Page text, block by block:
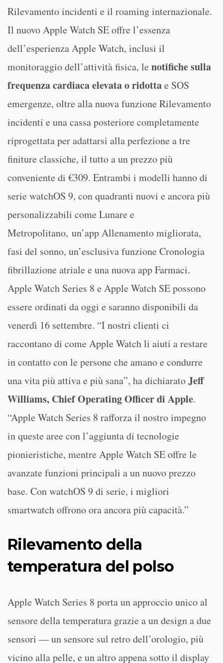
Rilevamento incidenti e il roaming internazionale.
Il nuovo Apple Watch SE offre l’essenza
dell’esperienza Apple Watch, inclusi il
monitoraggio dell’attività fisica, le notifiche sulla
frequenza cardiaca elevata o ridottae SOS
emergenze, oltre alla nuova funzione Rilevamento
incidenti e una cassa posteriore completamente
riprogettata per adattarsi alla perfezione a tre
finiture classiche, il tutto a un prezzo più
conveniente di €309. Entrambi i modelli hanno di
serie watchOS 9, con quadranti nuovi e ancora più
personalizzabili come Lunare e
Metropolitano, un’app Allenamento migliorata,
fasi del sonno, un’esclusiva funzione Cronologia
fibrillazione atriale e una nuova app Farmaci.
Apple Watch Series 8 e Apple Watch SE possono
essere ordinati da oggi e saranno disponibili da
venerdì 16 settembre. “I nostri clienti ci
raccontano di come Apple Watch li aiuti a restare
in contatto con le persone che amano e condurre
una vita più attiva e più sana”, ha dichiaratoJeff
Williams, Chief Operating Officer di Apple.
“Apple Watch Series 8 rafforza il nostro impegno
in queste aree con l’aggiunta di tecnologie
pionieristiche, mentre Apple Watch SE offre le
avanzate funzioni principali a un nuovo prezzo
base. Con watchOS 9 di serie, i migliori
smartwatch offrono ora ancora più capacità.”
Rilevamento della
temperatura del polso
Apple Watch Series 8 porta un approccio unico al
sensore della temperatura grazie a un design a due
sensori — un sensore sul retro dell’orologio, più
vicino alla pelle, e un altro appena sotto il display